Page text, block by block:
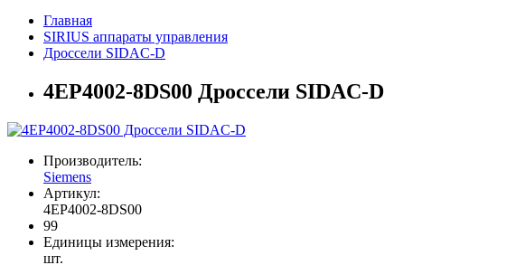
Главная
SIRIUS аппараты управления
Дроссели SIDAC-D
4EP4002-8DS00 Дроссели SIDAC-D
Производитель:
Siemens
Артикул:
4EP4002-8DS00
99
Единицы измерения:
шт.